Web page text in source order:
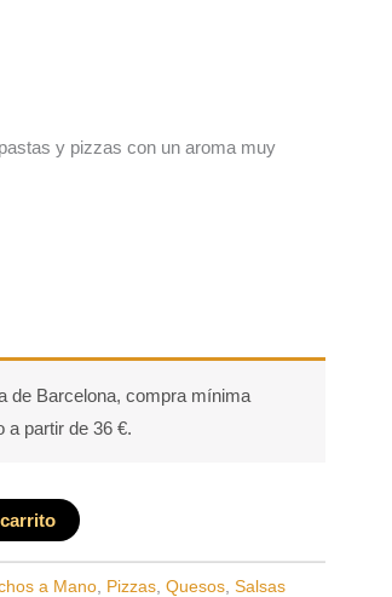
y pizzas con un aroma muy
de Barcelona, compra mínima
a partir de 36 €.
a Mano Pizzas ,Quesos ,Salsas